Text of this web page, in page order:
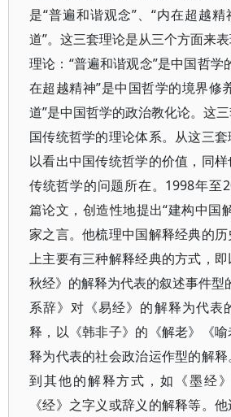
是“普遍和谐观念”、“内在超越精
道”。这三套理论是从三个方面来
理论：“普遍和谐观念”是中国哲学
在超越精神”是中国哲学的境界修
道”是中国哲学的政治教化论。这
国传统哲学的理论体系。从这三
以看出中国传统哲学的价值，同
传统哲学的问题所在。1998年至
篇论文，创造性地提出“建构中国
家之言。他梳理中国解释经典的
上主要有三种解释经典的方式，
秋经》的解释为代表的叙述事件型
系辞》对《易经》的解释为代表
释，以《韩非子》的《解老》《
释为代表的社会政治运作型的解
到其他的解释方式，如《墨经
《经》之字义或辞义的解释等。